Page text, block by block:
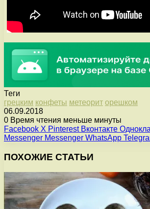
Теги
грецким конфеты метеорит орешком
06.09.2018
0 Время чтения меньше минуты
Facebook X Pinterest Вконтакте
Messenger Messenger WhatsApp
ПОХОЖИЕ СТАТЬИ